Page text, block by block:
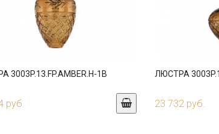
3003P.13.FP.AMBER.H-1B
руб.
ЛЮСТРА
23 732 руб.